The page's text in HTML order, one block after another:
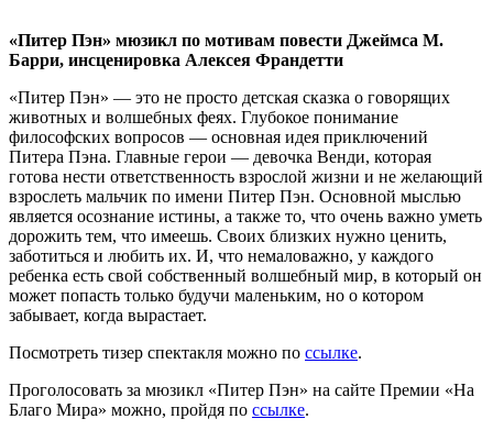
«Питер Пэн» мюзикл по мотивам повести Джеймса М.
Барри, инсценировка Алексея Франдетти
«Питер Пэн» — это не просто детская сказка о говорящих
животных и волшебных феях. Глубокое понимание
философских вопросов — основная идея приключений
Питера Пэна. Главные герои — девочка Венди, которая
готова нести ответственность взрослой жизни и не желающий
взрослеть мальчик по имени Питер Пэн. Основной мыслью
является осознание истины, а также то, что очень важно уметь
дорожить тем, что имеешь. Своих близких нужно ценить,
заботиться и любить их. И, что немаловажно, у каждого
ребенка есть свой собственный волшебный мир, в который он
может попасть только будучи маленьким, но о котором
забывает, когда вырастает.
Посмотреть тизер спектакля можно по ссылке.
Проголосовать за мюзикл «Питер Пэн» на сайте Премии «На
Благо Мира» можно, пройдя по ссылке.